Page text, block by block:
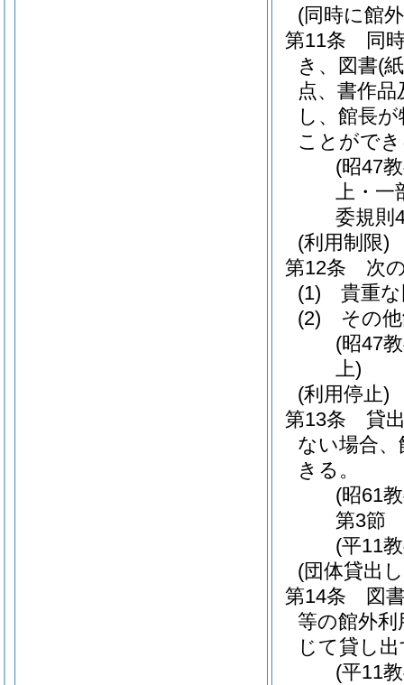
(同時に館
第11条
同
き、図書(
点、書作
し、館長
ことがで
(昭47
上・一
委規則
(利用制限)
第12条
次
(1)
貴重
(2)
その
(昭47
上)
(利用停止)
第13条
貸
ない場合
きる。
(昭61
第3節
(平11
(団体貸出
第14条
図
等の館外
じて貸し
(平11